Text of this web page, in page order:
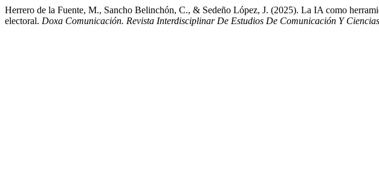
Herrero de la Fuente, M., Sancho Belinchón, C., & Sedeño López, J. (2025). La IA como
electoral. Doxa Comunicación. Revista Interdisciplinar De Estudios De Comunicación Y